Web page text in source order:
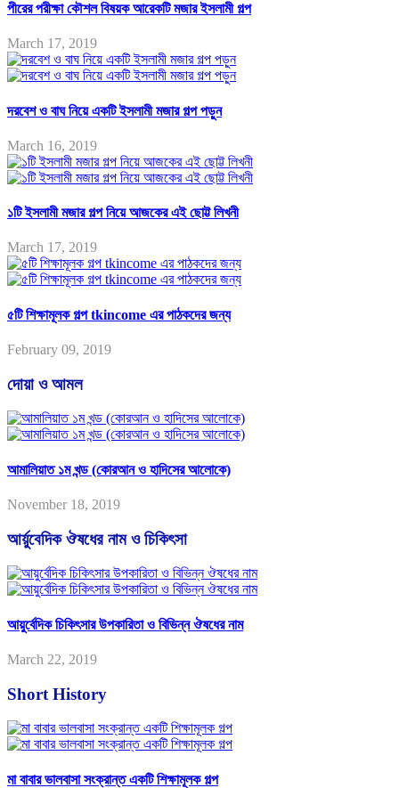
পীরের পরীক্ষা কৌশল বিষয়ক আরেকটি মজার ইসলামী গল্প
March 17, 2019
দরবেশ ও বাঘ নিয়ে একটি ইসলামী মজার গল্প পড়ুন
March 16, 2019
১টি ইসলামী মজার গল্প নিয়ে আজকের এই ছোট্ট লিখনী
March 17, 2019
৫টি শিক্ষামূলক গল্প tkincome এর পাঠকদের জন্য
February 09, 2019
দোয়া ও আমল
আমালিয়াত ১ম খন্ড (কোরআন ও হাদিসের আলোকে)
November 18, 2019
আর্য়ুবেদিক ঔষধের নাম ও চিকিৎসা
আয়ুর্বেদিক চিকিৎসার উপকারিতা ও বিভিন্ন ঔষধের নাম
March 22, 2019
Short History
মা বাবার ভালবাসা সংক্রান্ত একটি শিক্ষামূলক গল্প